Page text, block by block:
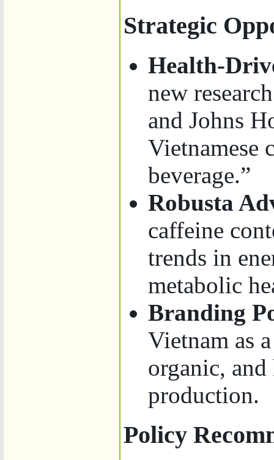
Strategic
Health-
new
and Johns
Vietnamese
beverage.”
Robusta
caffeine
trends in
metabolic
Branding
Vietnam as
organic,
production.
Policy